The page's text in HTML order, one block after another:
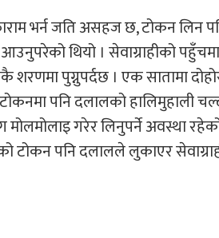
भर्न जति असहज छ, टोकन लिन
थियो । सेवाग्राहीको पहुँचमा
पुग्नुपर्दछ । एक सातामा
पनि दलालको हालिमुहाली
गरेर लिनुपर्ने अवस्था
टोकन पनि दलालले लुकाएर